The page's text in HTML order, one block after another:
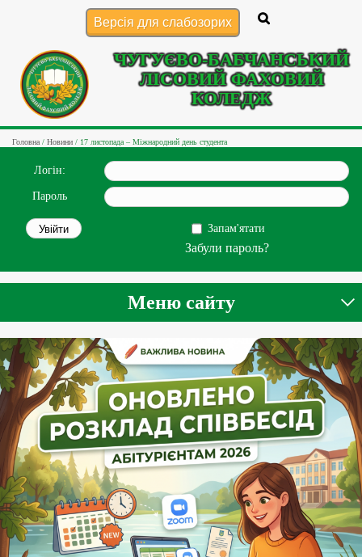
ЧУГУЄВО-БАБЧАНСЬКИЙ
ЛІСОВИЙ ФАХОВИЙ
КОЛЕДЖ
Версія для слабозорих
Головна / Новини / 17 листопада – Міжнародний день студента
Логін:
Пароль
Запам'ятати
Забули пароль?
Меню сайту